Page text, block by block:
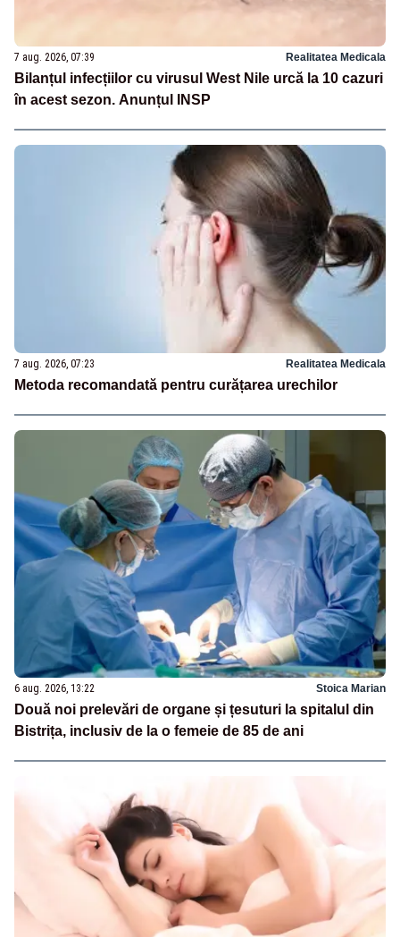
7 aug. 2026, 07:39 Realitatea Medicala
Bilanțul infecțiilor cu virusul West Nile urcă la 10 cazuri
în acest sezon. Anunțul INSP
7 aug. 2026, 07:23 Realitatea Medicala
Metoda recomandată pentru curățarea urechilor
6 aug. 2026, 13:22 Stoica Marian
Două noi prelevări de organe și țesuturi la spitalul din
Bistrița, inclusiv de la o femeie de 85 de ani